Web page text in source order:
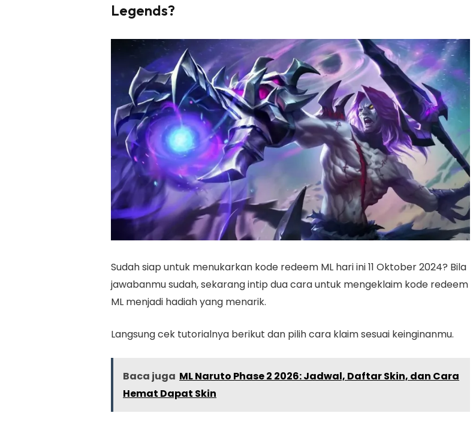
Legends?
Sudah siap untuk menukarkan kode redeem ML hari ini 11 Oktober 2024? Bila
jawabanmu sudah, sekarang intip dua cara untuk mengeklaim kode redeem
ML menjadi hadiah yang menarik.
Langsung cek tutorialnya berikut dan pilih cara klaim sesuai keinginanmu.
Baca juga ML Naruto Phase 2 2026: Jadwal, Daftar Skin, dan Cara
Hemat Dapat Skin